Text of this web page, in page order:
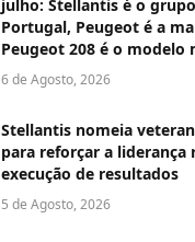
julho: Stellantis é o
Portugal, Peugeot é a
Peugeot 208 é o modelo
6 de Agosto, 2026
Stellantis nomeia
para reforçar a liderança
execução de resultados
5 de Agosto, 2026